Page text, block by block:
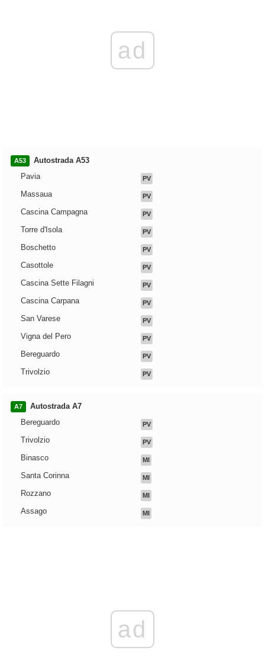
ad
A53
Autostrada A53
Pavia
PV
Massaua PV
Cascina Campagna PV
Torre d'Isola PV
Boschetto PV
Casottole PV
Cascina Sette Filagni PV
Cascina Carpana PV
San Varese PV
Vigna del Pero PV
Bereguardo PV
Trivolzio PV
A7
Autostrada A7
Bereguardo
PV
Trivolzio PV
Binasco MI
Santa Corinna MI
Rozzano MI
Assago MI
ad